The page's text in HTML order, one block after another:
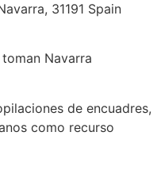
31191 Spain
Navarra
de encuadres,
como recurso